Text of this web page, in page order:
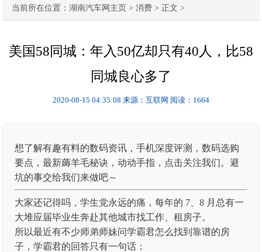
当前所在位置：湖南汽车网主页 >消费 > 正文 >
美国58同城：年入50亿却只有40人，比58
同城良心多了
2020-08-15 04:35:08 来源：互联网 阅读：1664
想了解有趣有料的数码资讯，手机深度评测，数码选购
要点，最新薅羊毛秘诀，动动手指，点击关注我们。避
坑的事交给我们来做吧～
大家还记得吗，学生党永远的痛，每年的 7、8 月总有一
大堆应届毕业生奔赴其他城市找工作、租房子。
所以最近有不少师弟师妹问学霸君怎么找到靠谱的房
子，学霸君的回答只有一句话：